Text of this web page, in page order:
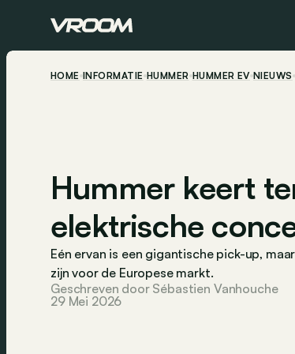
HOME INFORMATIE HUMMER HUMMER EV NIEUWS
Hummer keert
elektrische
Eén ervan is een gigantische pick-up,
zijn voor de Europese markt.
Geschreven door Sébastien Vanhouche
29 Mei 2026